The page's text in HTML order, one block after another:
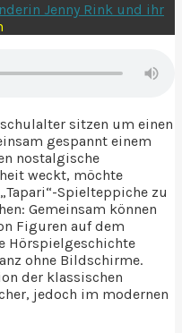
Jenny Rink und ihr
sitzen um einen
gespannt einem
nostalgische
weckt, möchte
Spielteppiche zu
Gemeinsam können
Figuren auf dem
Hörspielgeschichte
ohne Bildschirme.
der klassischen
jedoch im modernen